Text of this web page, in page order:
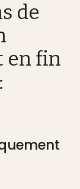
de
en fin